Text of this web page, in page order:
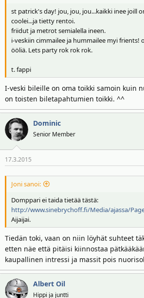
st patrick's day! jou, jou, jou...kaikki inee joill
coolei...ja tietty rentoi.
friidut ja metrot semialella ineen.
i-veskiin cimmailee ja hummailee myi frients!
ööliä. Lets party rok rok rok.
t. fappi
I-veski bileille on oma toikki samoin kuin
on toisten biletapahtumien toikki. ^^
Dominic
Senior Member
17.3.2015
Joni sanoi:
Domppari ei taida tietää tästä:
http://www.sinebrychoff.fi/Media/ajassa/
Aijaijai.
Tiedän toki, vaan on niin löyhät suhteet
etten näe että pitäisi kiinnostaa
kaupallinen intressi ja massit pois
Albert Oil
Hippi ja juntti